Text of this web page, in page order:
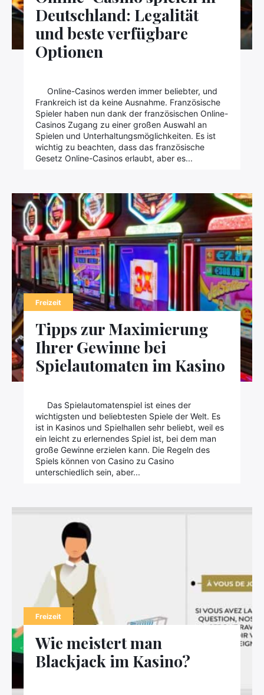
Deutschland: Legalität
und beste verfügbare
Optionen
Online-Casinos werden immer beliebter, und
Frankreich ist da keine Ausnahme. Französische
Spieler haben nun dank der französischen Online-
Casinos Zugang zu einer großen Auswahl an
Spielen und Unterhaltungsmöglichkeiten. Es ist
wichtig zu beachten, dass das französische
Gesetz Online-Casinos erlaubt, aber es...
Freizeit
Tipps zur Maximierung
Ihrer Gewinne bei
Spielautomaten im Kasino
Das Spielautomatenspiel ist eines der
wichtigsten und beliebtesten Spiele der Welt. Es
ist in Kasinos und Spielhallen sehr beliebt, weil es
ein leicht zu erlernendes Spiel ist, bei dem man
große Gewinne erzielen kann. Die Regeln des
Spiels können von Casino zu Casino
unterschiedlich sein, aber...
Freizeit
Wie meistert man
Blackjack im Kasino?
Suchen
Sie